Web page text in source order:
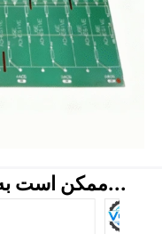
ممکن است به این موارد نیز علاقه‌مند باشید...